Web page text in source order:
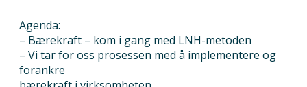
Agenda:
– Bærekraft – kom i gang med LNH-metoden
– Vi tar for oss prosessen med å implementere og
forankre